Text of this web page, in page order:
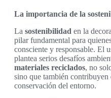
La importancia de la
La sostenibilidad en la
pilar fundamental para
consciente y responsable. El
plantea serios desafíos
materiales reciclados, no
sino que también
conservación del entorno.